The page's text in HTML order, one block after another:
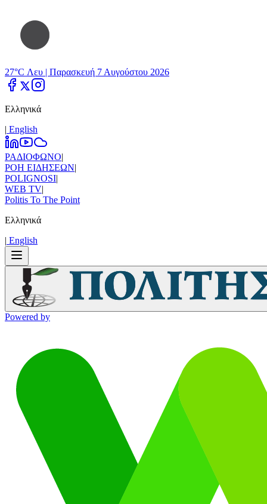
27°C Λευ | Παρασκευή 7 Αυγούστου 2026
Ελληνικά
| Εnglish
ΡΑΔΙΟΦΩΝΟ|
ΡΟΗ ΕΙΔΗΣΕΩΝ|
POLIGNOSI|
WEB TV|
Politis To The Point
Ελληνικά
| Εnglish
Powered by